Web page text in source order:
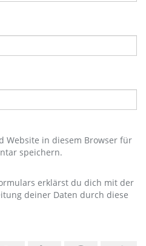
Website in diesem Browser für
speichern.
erklärst du dich mit der
deiner Daten durch diese